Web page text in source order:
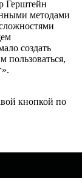
Герштейн
методами
создать
пользоваться,
кнопкой по